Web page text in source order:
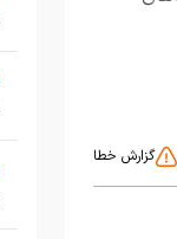
گزارش خطا